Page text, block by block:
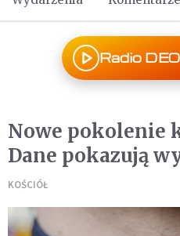
Radio
Nowe pokolenie
Dane pokazują
KOŚCIÓŁ